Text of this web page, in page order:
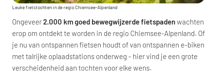
Leuke fietstochten in de regio Chiemsee-Alpenland
Ongeveer2.000 km goed bewegwijzerde fietspadenwachten
erop om ontdekt te worden in de regio Chiemsee-Alpenland. Of
je nu van ontspannen fietsen houdt of van ontspannen e-biken
met talrijke oplaadstations onderweg - hier vind je een grote
verscheidenheid aan tochten voor elke wens.